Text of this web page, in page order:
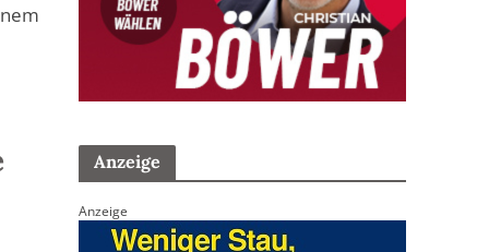
Anzeige
Anzeige